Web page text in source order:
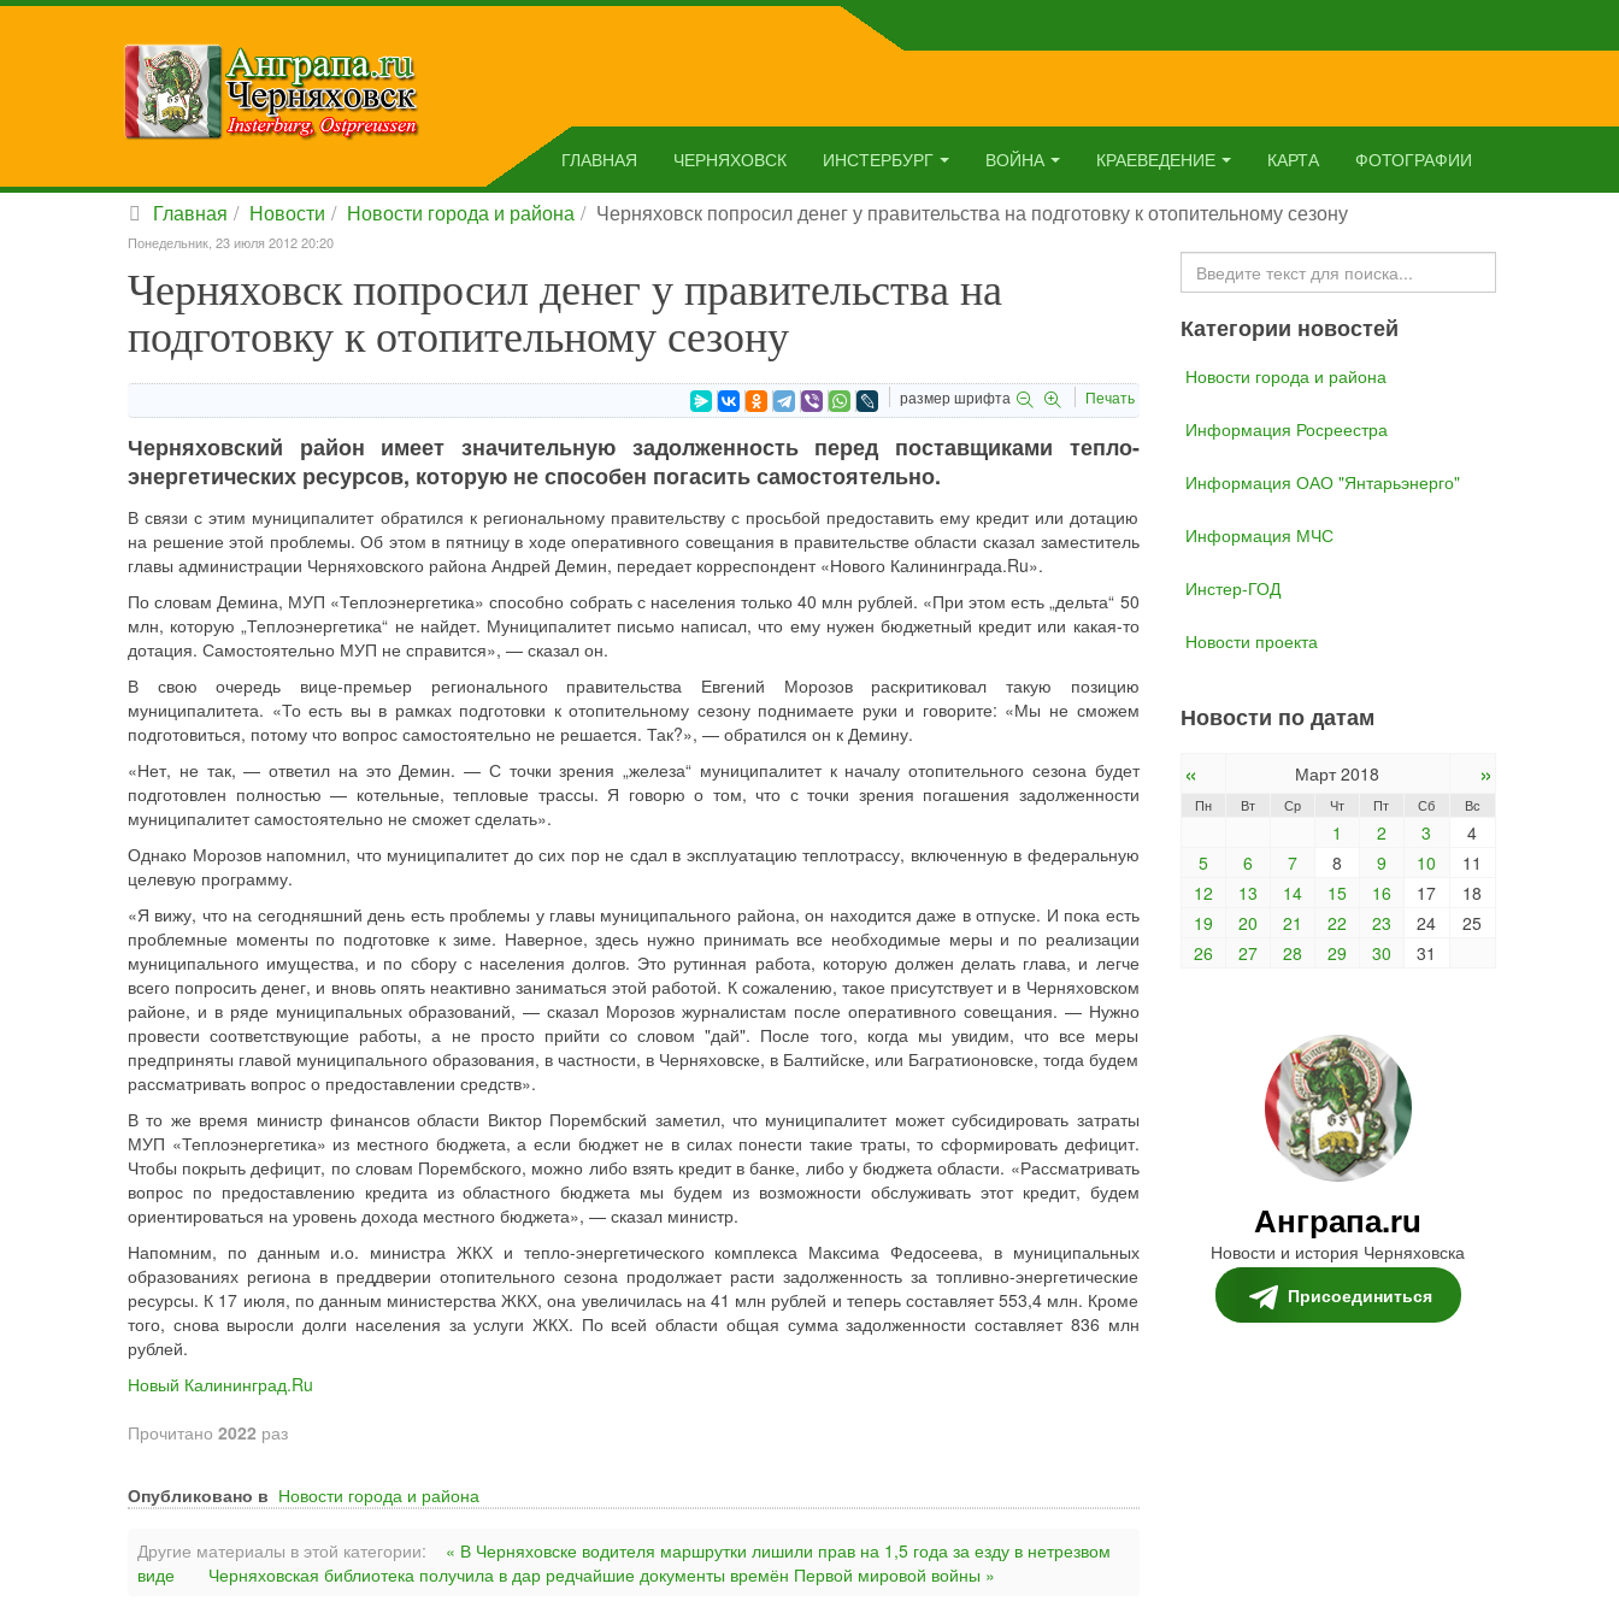
ГЛАВНАЯ ЧЕРНЯХОВСК ИНСТЕРБУРГ ВОЙНА КРАЕВЕДЕНИЕ КАРТА ФОТОГРАФИИ
Главная Новости Новости города и района Черняховск попросил денег у правительства на подготовку к отопительному сезону
Понедельник, 23 июля 2012 20:20
Черняховск попросил денег у правительства на
подготовку к отопительному сезону
размер шрифта Печать
Черняховский район имеет значительную задолженность перед поставщиками тепло-
энергетических ресурсов, которую не способен погасить самостоятельно.
В связи с этим муниципалитет обратился к региональному правительству с просьбой предоставить ему кредит или дотацию
на решение этой проблемы. Об этом в пятницу в ходе оперативного совещания в правительстве области сказал заместитель
главы администрации Черняховского района Андрей Демин, передает корреспондент «Нового Калининграда.Ru».
По словам Демина, МУП «Теплоэнергетика» способно собрать с населения только 40 млн рублей. «При этом есть „дельта“ 50
млн, которую „Теплоэнергетика“ не найдет. Муниципалитет письмо написал, что ему нужен бюджетный кредит или какая-то
дотация. Самостоятельно МУП не справится», — сказал он.
В свою очередь вице-премьер регионального правительства Евгений Морозов раскритиковал такую позицию
муниципалитета. «То есть вы в рамках подготовки к отопительному сезону поднимаете руки и говорите: «Мы не сможем
подготовиться, потому что вопрос самостоятельно не решается. Так?», — обратился он к Демину.
«Нет, не так, — ответил на это Демин. — С точки зрения „железа“ муниципалитет к началу отопительного сезона будет
подготовлен полностью — котельные, тепловые трассы. Я говорю о том, что с точки зрения погашения задолженности
муниципалитет самостоятельно не сможет сделать».
Однако Морозов напомнил, что муниципалитет до сих пор не сдал в эксплуатацию теплотрассу, включенную в федеральную
целевую программу.
«Я вижу, что на сегодняшний день есть проблемы у главы муниципального района, он находится даже в отпуске. И пока есть
проблемные моменты по подготовке к зиме. Наверное, здесь нужно принимать все необходимые меры и по реализации
муниципального имущества, и по сбору с населения долгов. Это рутинная работа, которую должен делать глава, и легче
всего попросить денег, и вновь опять неактивно заниматься этой работой. К сожалению, такое присутствует и в Черняховском
районе, и в ряде муниципальных образований, — сказал Морозов журналистам после оперативного совещания. — Нужно
провести соответствующие работы, а не просто прийти со словом "дай". После того, когда мы увидим, что все меры
предприняты главой муниципального образования, в частности, в Черняховске, в Балтийске, или Багратионовске, тогда будем
рассматривать вопрос о предоставлении средств».
В то же время министр финансов области Виктор Порембский заметил, что муниципалитет может субсидировать затраты
МУП «Теплоэнергетика» из местного бюджета, а если бюджет не в силах понести такие траты, то сформировать дефицит.
Чтобы покрыть дефицит, по словам Порембского, можно либо взять кредит в банке, либо у бюджета области. «Рассматривать
вопрос по предоставлению кредита из областного бюджета мы будем из возможности обслуживать этот кредит, будем
ориентироваться на уровень дохода местного бюджета», — сказал министр.
Напомним, по данным и.о. министра ЖКХ и тепло-энергетического комплекса Максима Федосеева, в муниципальных
образованиях региона в преддверии отопительного сезона продолжает расти задолженность за топливно-энергетические
ресурсы. К 17 июля, по данным министерства ЖКХ, она увеличилась на 41 млн рублей и теперь составляет 553,4 млн. Кроме
того, снова выросли долги населения за услуги ЖКХ. По всей области общая сумма задолженности составляет 836 млн
рублей.
Новый Калининград.Ru
Прочитано 2022 раз
Опубликовано в Новости города и района
Другие материалы в этой категории:
« В Черняховске водителя маршрутки лишили прав на 1,5 года за езду в нетрезвом
виде
Черняховская библиотека получила в дар редчайшие документы времён Первой мировой войны »
Искать...
Категории новостей
Новости города и района
Информация Росреестра
Информация ОАО "Янтарьэнерго"
Информация МЧС
Инстер-ГОД
Новости проекта
Новости по датам
« Март 2018 »
Пн Вт Ср Чт Пт Сб Вс
1 2 3
4
5
6 7 8 9 10
11
12
13 14 15 16 17
18
19
20 21 22 23 24
25
26
27 28 29 30 31
Анграпа.ru
Новости и история Черняховска
Присоединиться